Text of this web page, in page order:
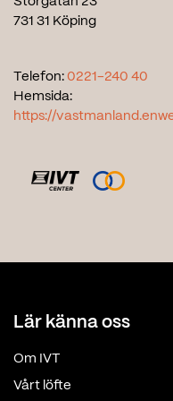
731 31 Köping
Telefon: 0221-240 40
Hemsida:
https://
Lär känna oss
Om IVT
Vårt löfte